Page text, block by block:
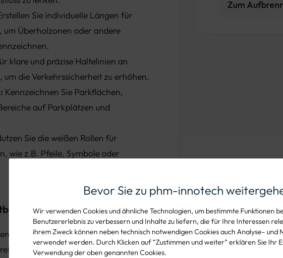
Bevor Sie zu phm-innotech
Wir verwenden Cookies und ähnliche Technologien, um bestimmte Funktionen
Benutzererlebnis zu verbessern und Inhalte zu liefern, die für Ihre Interessen
ihrem Zweck können neben technisch notwendigen Cookies auch Analyse- und
verwendet werden. Durch Klicken auf “Zustimmen und weiter” erklären Sie Ihr
Verwendung der oben genannten Cookies.
Sie individuelle Längen für
Überholzonen oder andere
klare und präzise Haltelinien an
um die Verkehrssicherheit zu erhöhen.
Kennzeichnen Sie Parkflächen,
auf Parkplätzen und
Sie die weißen Rollen für
wie z.B. Pfeile, Symbole oder
bei Tag und Nacht
bestehen aus hochwertigem
Glasperlen
Zum